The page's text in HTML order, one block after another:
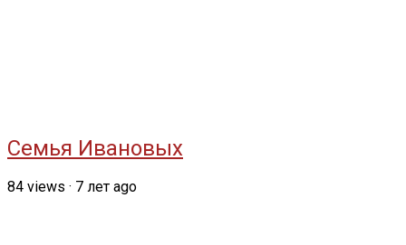
Семья Ивановых
84 views · 7 лет ago